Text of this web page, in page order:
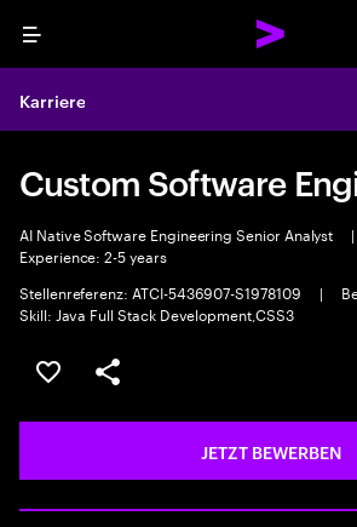
Menu
Karriere
Custom Software
AI Native Software Engineering Senior Analyst |
Experience: 2-5 years
Stellenreferenz: ATCI-5436907-S1978109
|
Skill: Java Full Stack Development,CSS3
JOB SPEICHERN
Teilen
JETZT BEWERBEN